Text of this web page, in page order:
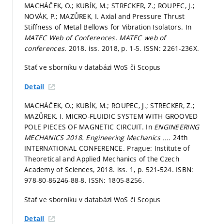
MACHÁČEK, O.; KUBÍK, M.; STRECKER, Z.; ROUPEC, J.;
NOVÁK, P.; MAZŮREK, I. Axial and Pressure Thrust
Stiffness of Metal Bellows for Vibration Isolators. In
MATEC Web of Conferences. MATEC web of
conferences. 2018. iss. 2018, p. 1-5. ISSN: 2261-236X.
Stať ve sborníku v databázi WoS či Scopus
Detail
MACHÁČEK, O.; KUBÍK, M.; ROUPEC, J.; STRECKER, Z.;
MAZŮREK, I. MICRO-FLUIDIC SYSTEM WITH GROOVED
POLE PIECES OF MAGNETIC CIRCUIT. In ENGINEERING
MECHANICS 2018. Engineering Mechanics ....24th
INTERNATIONAL CONFERENCE. Prague: Institute of
Theoretical and Applied Mechanics of the Czech
Academy of Sciences, 2018. iss. 1, p. 521-524. ISBN:
978-80-86246-88-8. ISSN: 1805-8256.
Stať ve sborníku v databázi WoS či Scopus
Detail